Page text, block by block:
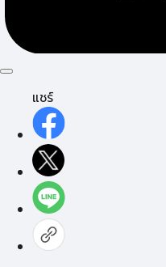
แชร์